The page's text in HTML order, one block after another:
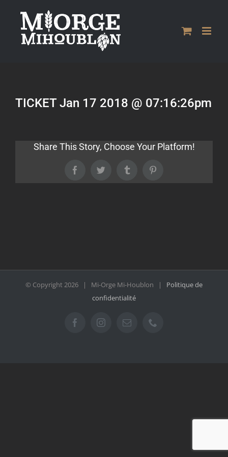
contenu
TICKET Jan 17 2018 @ 07:16:26pm
Share This Story, Choose Your Platform!
FacebookTwitter Tumblr
© Copyright2026 | Mi-Orge Mi-Houblon | Politique de
confidentialité
FacebookInstagramEmail